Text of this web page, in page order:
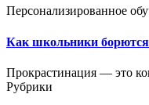
Персонализированное
Как школьники борются
Прокрастинация — это
Рубрики